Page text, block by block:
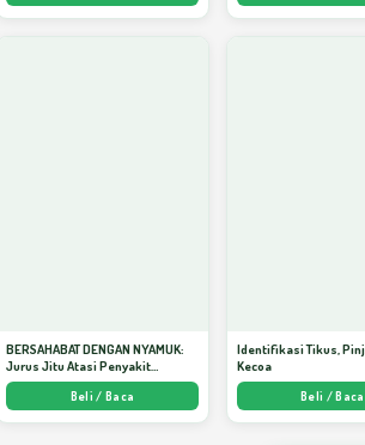
BERSAHABAT DENGAN NYAMUK:
Jurus Jitu Atasi Penyakit
Bersumber Nyamuk - Arda Dinata
Beli / Baca
Identifikasi Tikus,
Kecoa
Beli / Baca